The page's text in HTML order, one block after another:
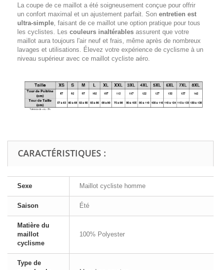
La coupe de ce maillot a été soigneusement conçue pour offrir
un confort maximal et un ajustement parfait. Son entretien est
ultra-simple, faisant de ce maillot une option pratique pour tous
les cyclistes. Les couleurs inaltérables assurent que votre
maillot aura toujours l'air neuf et frais, même après de nombreux
lavages et utilisations. Élevez votre expérience de cyclisme à un
niveau supérieur avec ce maillot cycliste aéro.
CARACTÉRISTIQUES :
Sexe Maillot cycliste homme
Saison Été
Matière du
maillot
cyclisme
100% Polyester
Type de